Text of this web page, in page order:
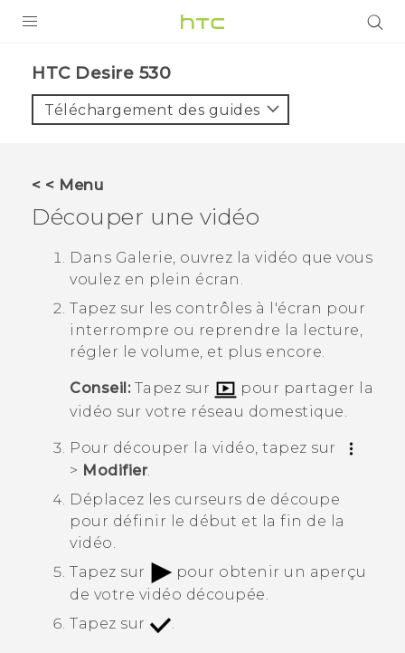
VIVE
VIVERSE
SUPPORT
Appareils HTC & Accessoires
Achat & Règlement Questions
HTC Desire 530‎
Téléchargement des guides
< < Menu
Découper une vidéo
Dans Galerie, ouvrez la vidéo que vous
voulez en plein écran.
Tapez sur les contrôles à l'écran pour
interrompre ou reprendre la lecture,
régler le volume, et plus encore.
Conseil:Tapez sur
pour partager la
vidéo sur votre réseau domestique.
Pour découper la vidéo, tapez sur
> Modifier.
Déplacez les curseurs de découpe
pour définir le début et la fin de la
vidéo.
Tapez sur
pour obtenir un aperçu
de votre vidéo découpée.
Tapez sur
.